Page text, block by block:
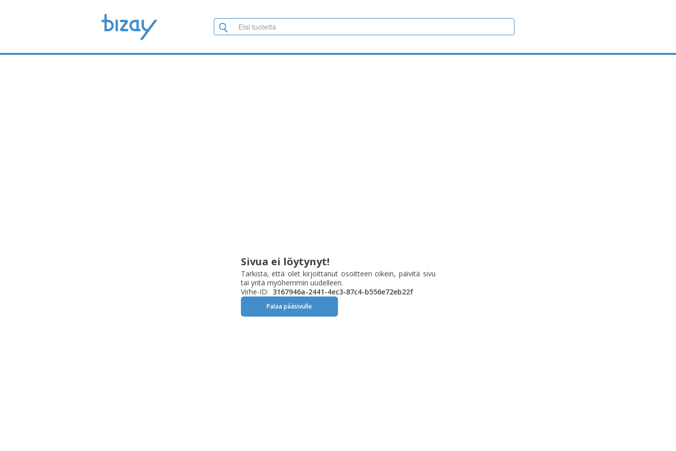
Sivua ei löytynyt!
Tarkista, että olet kirjoittanut osoitteen oikein, päivitä sivu
tai yritä myöhemmin uudelleen.
Virhe-ID: 3167946a-2441-4ec3-87c4-b556e72eb22f